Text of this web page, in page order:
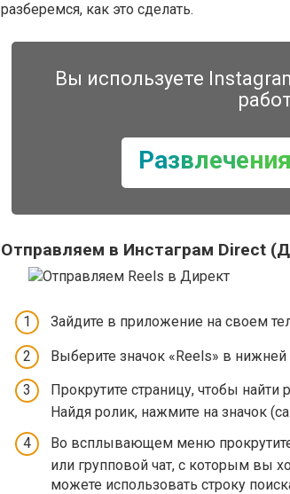
разберемся, как это сделать.
Вы используете
Развлечения
Отправляем в Инстаграм Direct
Зайдите в приложение на своем
Выберите значок «Reels» в нижней
Прокрутите страницу, чтобы
Найдя ролик, нажмите на значок
Во всплывающем меню
или групповой чат, с которым вы
можете использовать строку